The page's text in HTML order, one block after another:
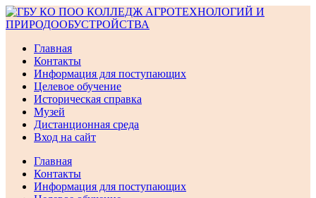
Перейти
к
Главная
Контакты
Информация для поступающих
Целевое обучение
Историческая справка
Музей
Дистанционная среда
Вход на сайт
Главная
Контакты
Информация для поступающих